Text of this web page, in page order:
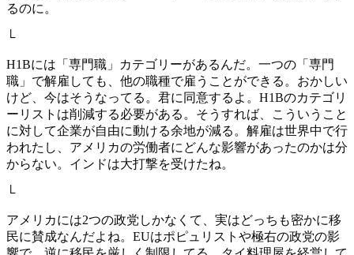
るのに。
└
H1Bには「専門職」カテゴリーがあるんだ。一つの「専門
職」で解雇しても、他の職種で雇うことができる。おかしい
けど、今はそうなってる。君に同意するよ。H1Bのカテゴリ
ーリストは削減する必要がある。そうすれば、こういうこと
に対して企業が自由に動ける余地が減る。解雇は世界中で行
われたし、アメリカの労働者にどんな影響があったのかは分
からない。インドは大打撃を受けたね。
└
アメリカには2つの政党しかなくて、実はどっちも密かに移
民に賛成なんだよね。EUはポピュリストや極右の政党の影